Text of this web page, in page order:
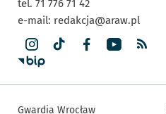
tel. 71 776 71 42
e-mail: redakcja@araw.pl
Gwardia Wrocław